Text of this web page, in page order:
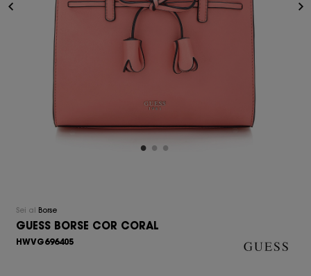
Sei al Borse
GUESS BORSE COR CORAL
HWVG696405